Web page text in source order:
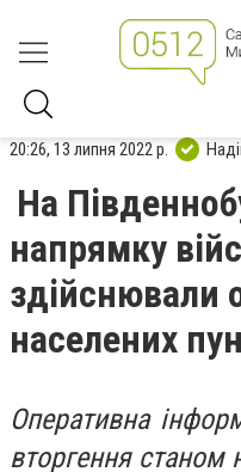
20:26, 13 липня 2022 р.
На
напрямку
здійснювали
населених
Оперативна
вторгення станом